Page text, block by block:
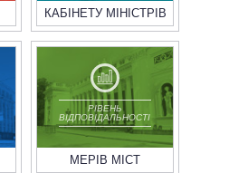
КАБІНЕТУ МІНІСТРІВ
РІВЕНЬ
ВІДПОВІДАЛЬНОСТІ
МЕРІВ МІСТ